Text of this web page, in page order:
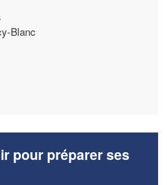
Blanc
pour préparer ses